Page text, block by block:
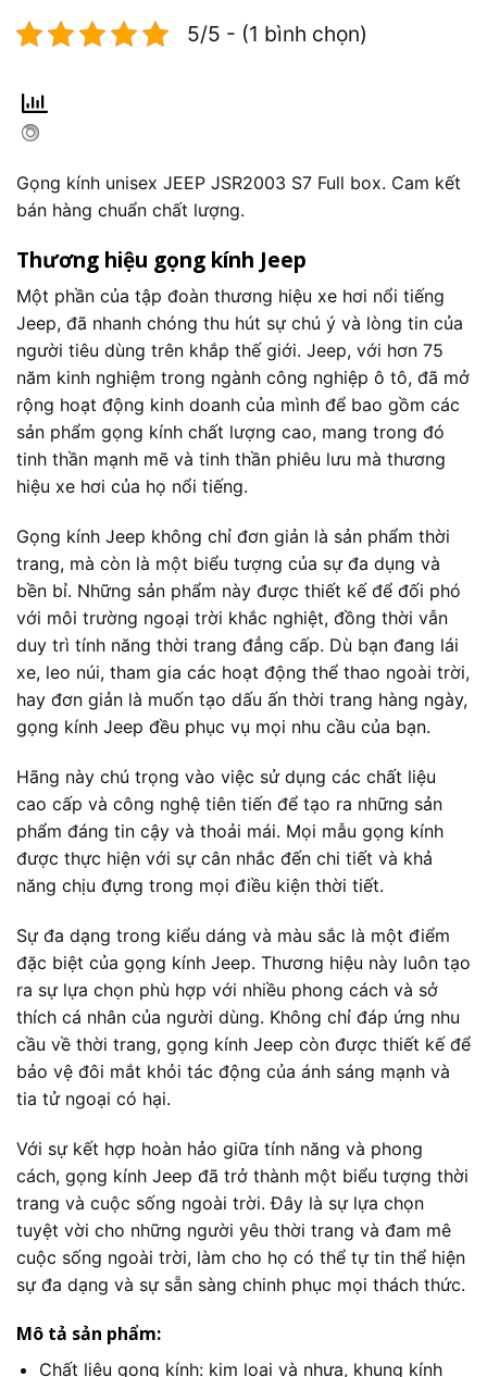
5/5 - (1 bình chọn)
Gọng kính unisex JEEP JSR2003 S7 Full box. Cam kết
bán hàng chuẩn chất lượng.
Thương hiệu gọng kính Jeep
Một phần của tập đoàn thương hiệu xe hơi nổi tiếng
Jeep, đã nhanh chóng thu hút sự chú ý và lòng tin của
người tiêu dùng trên khắp thế giới. Jeep, với hơn 75
năm kinh nghiệm trong ngành công nghiệp ô tô, đã mở
rộng hoạt động kinh doanh của mình để bao gồm các
sản phẩm gọng kính chất lượng cao, mang trong đó
tinh thần mạnh mẽ và tinh thần phiêu lưu mà thương
hiệu xe hơi của họ nổi tiếng.
Gọng kính Jeep không chỉ đơn giản là sản phẩm thời
trang, mà còn là một biểu tượng của sự đa dụng và
bền bỉ. Những sản phẩm này được thiết kế để đối phó
với môi trường ngoại trời khắc nghiệt, đồng thời vẫn
duy trì tính năng thời trang đẳng cấp. Dù bạn đang lái
xe, leo núi, tham gia các hoạt động thể thao ngoài trời,
hay đơn giản là muốn tạo dấu ấn thời trang hàng ngày,
gọng kính Jeep đều phục vụ mọi nhu cầu của bạn.
Hãng này chú trọng vào việc sử dụng các chất liệu
cao cấp và công nghệ tiên tiến để tạo ra những sản
phẩm đáng tin cậy và thoải mái. Mọi mẫu gọng kính
được thực hiện với sự cân nhắc đến chi tiết và khả
năng chịu đựng trong mọi điều kiện thời tiết.
Sự đa dạng trong kiểu dáng và màu sắc là một điểm
đặc biệt của gọng kính Jeep. Thương hiệu này luôn tạo
ra sự lựa chọn phù hợp với nhiều phong cách và sở
thích cá nhân của người dùng. Không chỉ đáp ứng nhu
cầu về thời trang, gọng kính Jeep còn được thiết kế để
bảo vệ đôi mắt khỏi tác động của ánh sáng mạnh và
tia tử ngoại có hại.
Với sự kết hợp hoàn hảo giữa tính năng và phong
cách, gọng kính Jeep đã trở thành một biểu tượng thời
trang và cuộc sống ngoài trời. Đây là sự lựa chọn
tuyệt vời cho những người yêu thời trang và đam mê
cuộc sống ngoài trời, làm cho họ có thể tự tin thể hiện
sự đa dạng và sự sẵn sàng chinh phục mọi thách thức.
Mô tả sản phẩm:
Chất liệu gọng kính: kim loại và nhựa, khung kính